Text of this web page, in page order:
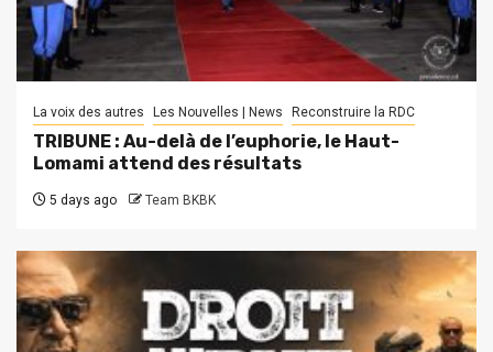
La voix des autres Les Nouvelles | News Reconstruire la RDC
TRIBUNE : Au-delà de l’euphorie, le Haut-
Lomami attend des résultats
5 days ago Team BKBK